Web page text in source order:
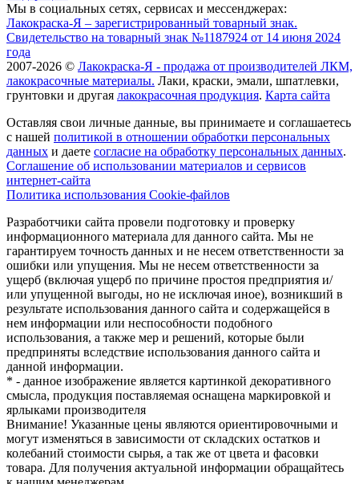
Мы в социальных сетях, сервисах и мессенджерах:
Лакокраска-Я – зарегистрированный товарный знак.
Свидетельство на товарный знак №1187924 от 14 июня 2024
года
2007-2026 © Лакокраска-Я - продажа от производителей ЛКМ,
лакокрасочные материалы. Лаки, краски, эмали, шпатлевки,
грунтовки и другая лакокрасочная продукция. Карта сайта
Оставляя свои личные данные, вы принимаете и соглашаетесь
с нашей политикой в отношении обработки персональных
данных и даете cогласие на обработку персональных данных.
Соглашение об использовании материалов и сервисов
интернет-сайта
Политика использования Cookie-файлов
Разработчики сайта провели подготовку и проверку
информационного материала для данного сайта. Мы не
гарантируем точность данных и не несем ответственности за
ошибки или упущения. Мы не несем ответственности за
ущерб (включая ущерб по причине простоя предприятия и/
или упущенной выгоды, но не исключая иное), возникший в
результате использования данного сайта и содержащейся в
нем информации или неспособности подобного
использования, а также мер и решений, которые были
предприняты вследствие использования данного сайта и
данной информации.
* - данное изображение является картинкой декоративного
смысла, продукция поставляемая оснащена маркировкой и
ярлыками производителя
Внимание! Указанные цены являются ориентировочными и
могут изменяться в зависимости от складских остатков и
колебаний стоимости сырья, а так же от цвета и фасовки
товара. Для получения актуальной информации обращайтесь